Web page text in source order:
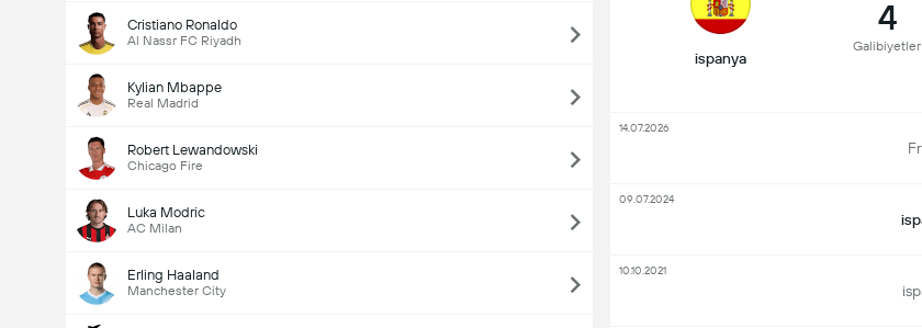
Cristiano Ronaldo
Al Nassr FC Riyadh
Kylian Mbappe
Real Madrid
Robert Lewandowski
Chicago Fire
Luka Modric
AC Milan
Erling Haaland
Manchester City
ispanya
4
Galibiyetler
14.07.2026
09.07.2024
10.10.2021